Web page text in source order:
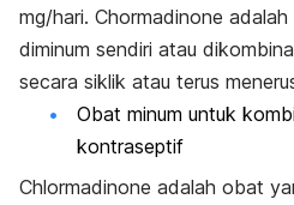
mg/hari. Chormadinone
diminum sendiri atau
secara siklik atau terus
Obat minum untuk
kontraseptif
Chlormadinone adalah obat